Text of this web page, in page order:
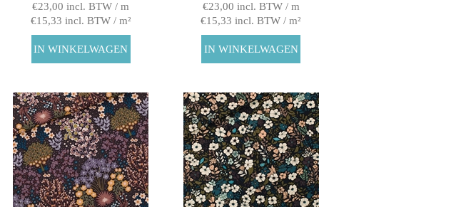
€23,00 incl. BTW / m
€15,33 incl. BTW / m²
€23,00 incl. BTW / m
€15,33 incl. BTW / m²